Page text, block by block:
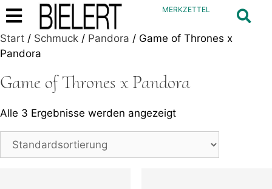
MERKZETTEL
Start / Schmuck / Pandora / Game of Thrones x
Pandora
Game of Thrones x Pandora
Alle 3 Ergebnisse werden angezeigt